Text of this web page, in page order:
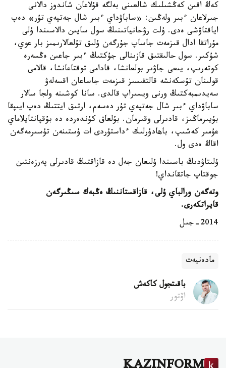
كەڭ اقىن كەڭشىلىك شالعىنى بەلگە قۇلاعان شاندوز دالانى
جىرلاعان ءبىر ولەڭىن: «ساباۋداي ءبىر شال جەتپەي تۇر» دەپ
اياقتاۋشى ەدى. ۇلت رۋحانياتىنىڭ سول سايىن دالاسىندا ۇلى
مۇراتقا ادال قىزمەت جاساپ جۇرگەن ۇلىق تۇلعالارىمىز بار عوي،
شۇكىر. سول حالىقتىق قازىنالى جۇكتىڭ ءبىر جاعىن ەڭسەرە
كوتەرىپ، يىعى جاۋىر بولعانشا، قادامى توقتاعانشا، قالامى
قولىنان تۇسكەنشە قالتقىسىز قىزمەت جاساعان اقسەلەۋ
سەيدىمبەكتىڭ ورنى ويسىراپ قالدى. سانا كوشىنە ولجا سالار
ساباۋداي ءبىر شال جەتپەي تۇر دەسەم، ارتىق ايتتىڭ دەپ ايىپقا
بۇيىرماڭىز، قادىرلى وقىرمان. بۇلعاق كۇندەردە دە بۇقپانتايلاماي
عۇمىر كەشىپ، باهادۇرلىك ءداستۇردى ات ۇستىنەن تۇسىرمەگەن
اقاڭ ەدى ول.
ۇلىتاۋدىڭ باسىندا ۇلىعان جەل دە قازاقتىڭ قادىرلى پەرزەنتىن
جوقتاپ جاتقانداي!
وتەگەن ورالباي ۇلى، قازاقستاننىڭ ەڭبەك سىڭىرگەن
قايراتكەرى.
2014-جىل
مادەنيەت
باقىتجول كاكەش
اۆتور